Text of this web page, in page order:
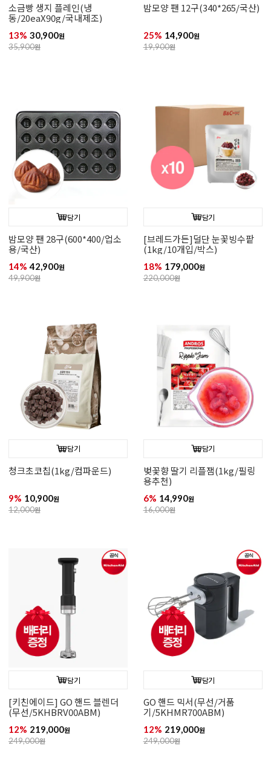
소금빵 생지 플레인(냉
동/20eaX90g/국내제조)
13% 30,900원
35,900원
밤모양 팬 12구(340*265/국산)
25% 14,900원
19,900원
담기
밤모양 팬 28구(600*400/업소
용/국산)
14% 42,900원
49,900원
담기
[브레드가든]덜단 눈꽃빙수팥
(1kg/10개입/박스)
18% 179,000원
220,000원
담기
청크초코칩(1kg/컴파운드)
9% 10,900원
12,000원
담기
벚꽃향 딸기 리플잼(1kg/필링
용추천)
6% 14,990원
16,000원
담기
[키친에이드] GO 핸드 블렌더
(무선/5KHBRV00ABM)
12% 219,000원
249,000원
담기
GO 핸드 믹서(무선/거품
기/5KHMR700ABM)
12% 219,000원
249,000원